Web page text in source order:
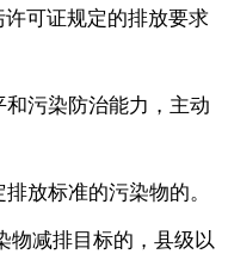
可证规定的排放要求
和污染防治能力，主动
放标准的污染物的。
物减排目标的，县级以